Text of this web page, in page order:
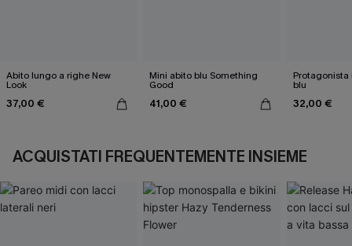
Abito lungo a righe New
Look
37,00 €
Mini abito blu Something
Good
41,00 €
blu
32,00 €
ACQUISTATI FREQUENTEMENTE INSIEME